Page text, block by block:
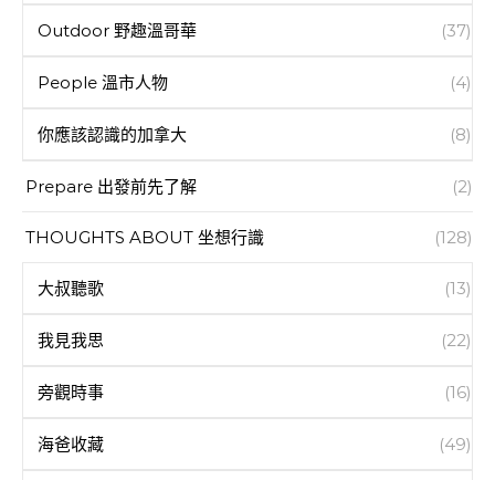
Outdoor 野趣溫哥華 (37)
People 溫市人物 (4)
你應該認識的加拿大 (8)
Prepare 出發前先了解 (2)
THOUGHTS ABOUT 坐想行識 (128)
大叔聽歌 (13)
我見我思 (22)
旁觀時事 (16)
海爸收藏 (49)